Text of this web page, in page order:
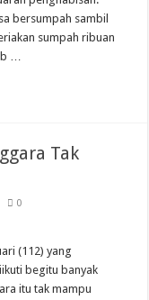
bersumpah sambil
sumpah ribuan
…
Tak
0
(112) yang
begitu banyak
itu tak mampu